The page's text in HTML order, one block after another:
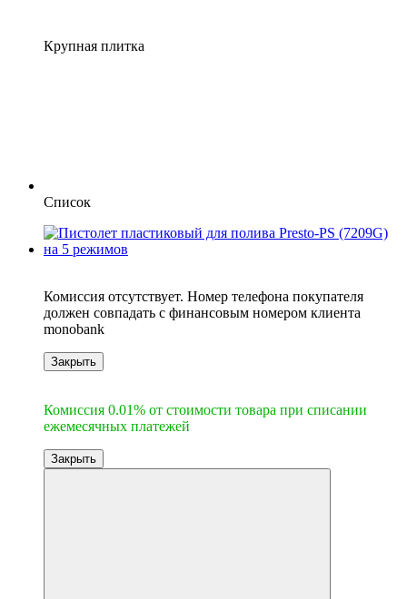
Крупная плитка
Список
Комиссия отсутствует. Номер телефона покупателя
должен совпадать с финансовым номером клиента
monobank
Закрыть
Комиссия 0.01% от стоимости товара при списании
ежемесячных платежей
Закрыть